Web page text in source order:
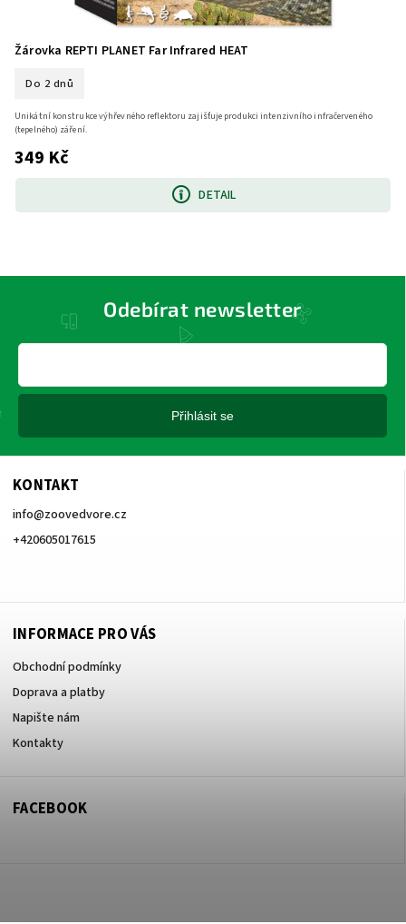
Žárovka REPTI PLANET Far Infrared HEAT
Do 2 dnů
349 Kč
DETAIL
Unikátní konstrukce výhřevného reflektoru zajišťuje produkci intenzivního infračerveného
(tepelného) záření.
KONTAKT
info@zoovedvore.cz
+420605017615
INFORMACE PRO VÁS
Obchodní podmínky
Doprava a platby
Napište nám
Kontakty
Odebírat newsletter
Přihlásit se
FACEBOOK